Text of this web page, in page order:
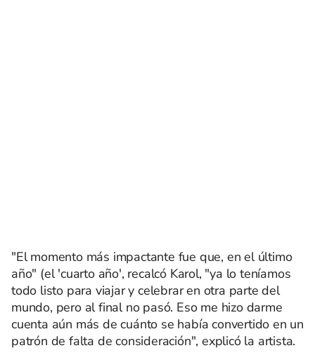
"El momento más impactante fue que, en el último
año" (el 'cuarto año', recalcó Karol, "ya lo teníamos
todo listo para viajar y celebrar en otra parte del
mundo, pero al final no pasó. Eso me hizo darme
cuenta aún más de cuánto se había convertido en un
patrón de falta de consideración", explicó la artista.